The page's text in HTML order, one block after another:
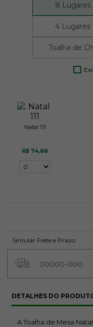
8 Lugares
4 Lugares
Toalha de
Natal 111
R$ 74,66
Simular Frete e Prazo
DETALHES DO
A Toalha de Mesa